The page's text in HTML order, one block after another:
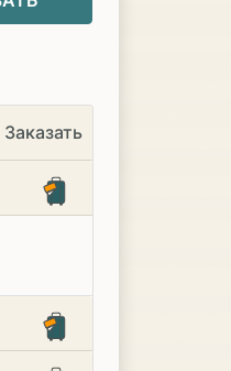
Заказать